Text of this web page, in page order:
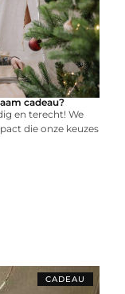
cadeau?
en terecht! We
die onze keuzes
CADEAU